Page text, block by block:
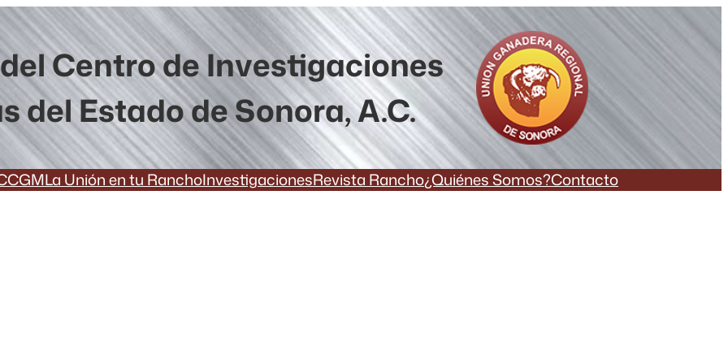
Centro de Investigaciones
del Estado de Sonora, A.C.
La Unión en tu RanchoInvestigacionesRevista Rancho¿Quiénes Somos?Contacto